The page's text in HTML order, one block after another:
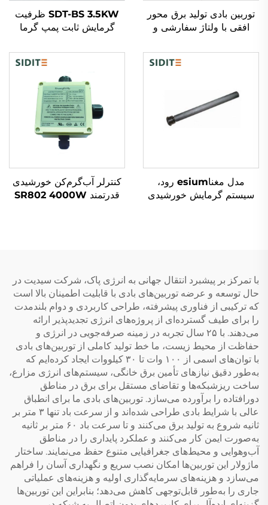
توربین بادی تولید برق محور
افقی با ولتاژ سفارشی و
50kW برای سیستم بادی
بی‌شبکه با لوگو
SDT-BS 3.5KW ظرفیت
گرمایش ثابت پمپ گرما
کنترل میکروکامپیوتر انرژی
کارآمد دمای آب
مدل مغناesium رود،
سیستم گرمایش خورشیدی
کنترلر آب‌گرم‌کن خورشیدی
قدرتمند SR802 4000W
با تمرکز بر پیشبرد انتقال جهانی به انرژی پاک، شرکت سیدیت در
حال توسعه و عرضه توربین‌های بادی با قابلیت اطمینان بالا است
که ترکیبی از فناوری پیشرفته، طراحی کاربردی و دوام بلندمدت
را برای طیف گسترده‌ای از پروژه‌های انرژی تجدیدپذیر ارائه
می‌دهند. با ۲۵ سال تجربه در زمینه صرفه‌جویی در انرژی و
حفاظت از محیط زیست، ما خط تولید کاملی از توربین‌های بادی
با توان‌های اسمی از ۱۰۰ وات تا ۳۰ کیلووات ایجاد کرده‌ایم که
به‌طور دقیق نیازهای تأمین برق خانگی، سیستم‌های انرژی مزارع،
ساخت ریزشبکه‌ها و تقاضای مستقل برای برق در مناطق
دورافتاده را برآورده می‌سازد. توربین‌های بادی ما برای انطباق
عالی با شرایط بادی طراحی شده‌اند و از سرعت باد تنها ۳ متر بر
ثانیه شروع به تولید برق می‌کنند و تا سرعت باد ۶۰ متر بر ثانیه
به‌صورت ایمن کار می‌کنند و عملکرد پایداری را در مناطق
آب‌وهوایی و محیط‌های جغرافیایی متنوع حفظ می‌نمایند. ساختار
ماژولار این توربین‌ها امکان نصب سریع و نگهداری آسان را فراهم
می‌سازد و هزینه‌های سرمایه‌گذاری اولیه و هزینه‌های عملیاتی
جاری را به‌طور قابل‌توجهی کاهش می‌دهد؛ بنابراین این توربین‌ها